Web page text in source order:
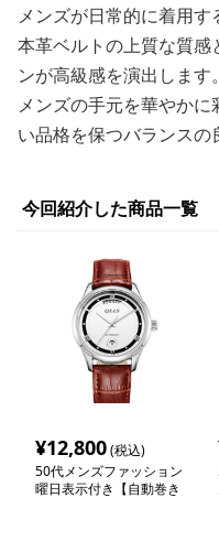
メンズが日常的に着用す
本革ベルトの上質な質感
ンが高級感を演出します。
メンズの手元を華やか
い品格を保つバランスの
今回紹介した商品一覧
¥12,800(税込)
50代メンズファッション
曜日表示付き【自動巻き